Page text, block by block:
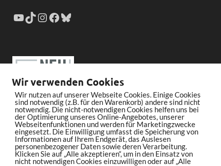
Wir verwenden Cookies
Wir nutzen auf unserer Webseite Cookies. Einige Cookies
sind notwendig (z.B. für den Warenkorb) andere sind nicht
notwendig. Die nicht-notwendigen Cookies helfen uns bei
der Optimierung unseres Online-Angebotes, unserer
Webseitenfunktionen und werden für Marketingzwecke
eingesetzt. Die Einwilligung umfasst die Speicherung von
Informationen auf Ihrem Endgerät, das Auslesen
personenbezogener Daten sowie deren Verarbeitung.
Klicken Sie auf „Alle akzeptieren“, um in den Einsatz von
nicht notwendigen Cookies einzuwilligen oder auf „Alle